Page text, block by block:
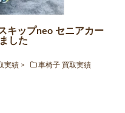
キップneo セニアカー
した
実績 車椅子 買取実績